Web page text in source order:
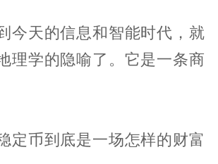
今天的信息和智能时代，就
理学的隐喻了。它是一条商
定币到底是一场怎样的财富